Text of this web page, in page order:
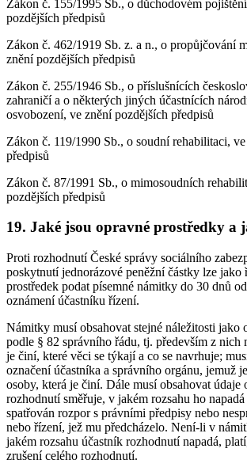
Zákon č. 155/1995 Sb., o důchodovém
pozdějších předpisů
Zákon č. 462/1919 Sb. z. a n., o propůjčování
znění pozdějších předpisů
Zákon č. 255/1946 Sb., o příslušnících
zahraničí a o některých jiných účastnících
osvobození, ve znění pozdějších předpisů
Zákon č. 119/1990 Sb., o soudní rehabilitaci,
předpisů
Zákon č. 87/1991 Sb., o mimosoudních
pozdějších předpisů
19. Jaké jsou opravné prostředky a
Proti rozhodnutí České správy sociálního
poskytnutí jednorázové peněžní částky lze jako
prostředek podat písemné námitky do 30 dnů
oznámení účastníku řízení.
Námitky musí obsahovat stejné náležitosti jako
podle § 82 správního řádu, tj. především z nich
je činí, které věci se týkají a co se navrhuje;
označení účastníka a správního orgánu, jemuž
osoby, která je činí. Dále musí obsahovat údaje
rozhodnutí směřuje, v jakém rozsahu ho
spatřován rozpor s právními předpisy nebo
nebo řízení, jež mu předcházelo. Není-li v
jakém rozsahu účastník rozhodnutí napadá,
zrušení celého rozhodnutí.